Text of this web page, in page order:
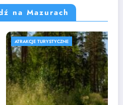
na Mazurach